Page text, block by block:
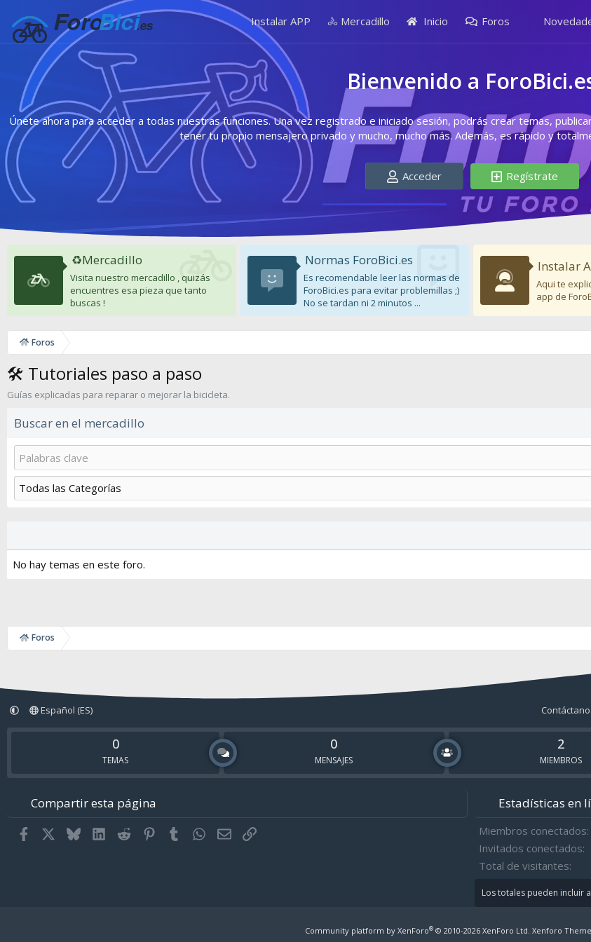
Instalar APP 🚴 Mercadillo Inicio Foros
Bienvenido a
Únete ahora para acceder a todas nuestras funciones. Una vez registrado e iniciado sesión, podrás crear temas,
tener tu propio mensajero privado y mucho, mucho más. Además, es rápido y
Acceder Regístrate
♻️Mercadillo
Visita nuestro mercadillo , quizás
encuentres esa pieza que tanto
buscas !
Normas ForoBici.es
Es recomendable leer las normas de
ForoBici.es para evitar problemillas ;)
No se tardan ni 2 minutos ...
Instalar
Aqui te
app de
Foros
🛠️ Tutoriales paso a paso
Guías explicadas para reparar o mejorar la bicicleta.
Buscar en el mercadillo
No hay temas en este foro.
Foros
Español (ES)
0
TEMAS
0
MENSAJES
2
MIEMBROS
Compartir esta página
Facebook BlueskyLinkedIn
Reddit Pinterest
Tumblr WhatsApp
EmailEnlace
Estadísticas en
Miembros conectados
Invitados conectados
Total de visitantes
Los totales pueden incluir
Community platform by XenForo® © 2010-2026 XenForo Ltd. Xenforo